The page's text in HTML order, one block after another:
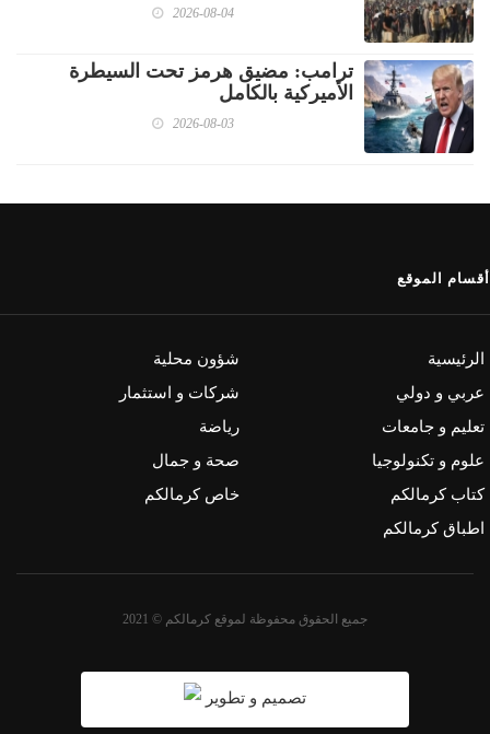
2026-08-04
ترامب: مضيق هرمز تحت السيطرة
الأميركية بالكامل
2026-08-03
أقسام الموقع
الرئيسية
شؤون محلية
عربي و دولي
شركات و استثمار
تعليم و جامعات
رياضة
علوم و تكنولوجيا
صحة و جمال
كتاب كرمالكم
خاص كرمالكم
اطباق كرمالكم
جميع الحقوق محفوظة لموقع كرمالكم © 2021
تصميم و تطوير